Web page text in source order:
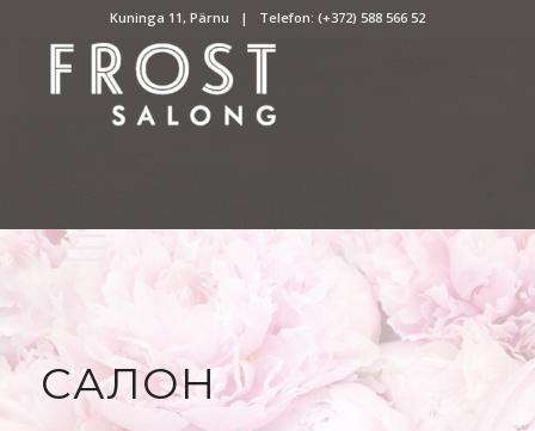
Kuninga 11, Pärnu | Telefon: (+372) 588 566 52
CАЛОН